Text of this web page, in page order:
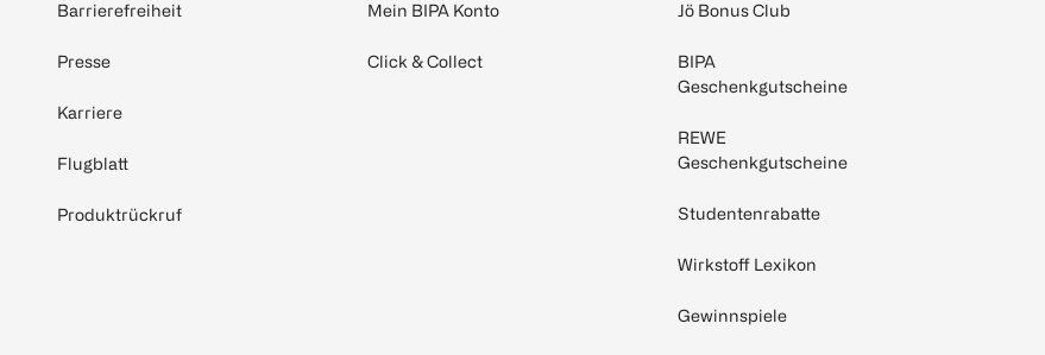
Barrierefreiheit
Presse
Karriere
Flugblatt
Produktrückruf
Mein BIPA Konto
Click & Collect
Jö Bonus Club
BIPA
Geschenkgutscheine
REWE
Geschenkgutscheine
Studentenrabatte
Wirkstoff Lexikon
Gewinnspiele